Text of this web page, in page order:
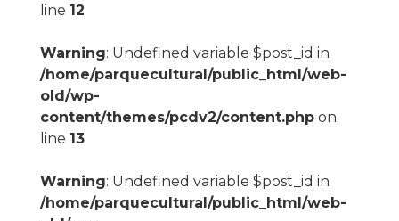
line 12
Warning: Undefined variable $post_id in
/home/parquecultural/public_html/web-
old/wp-
content/themes/pcdv2/content.phpon
line 13
Warning: Undefined variable $post_id in
/home/parquecultural/public_html/web-